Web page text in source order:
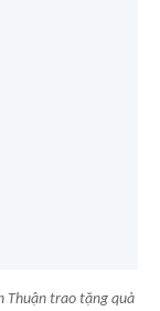
Thuận trao tặng quà